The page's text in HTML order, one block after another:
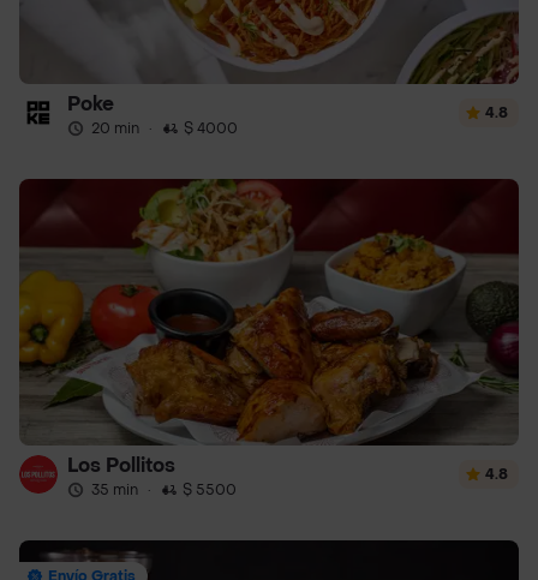
Poke
20 min · $ 4000
4.8
Los Pollitos
35 min · $ 5500
4.8